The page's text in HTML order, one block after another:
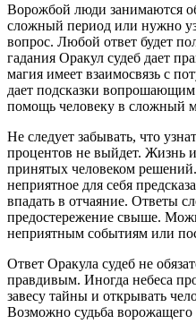
Ворожбой люди занимаются
сложный период или нужно
вопрос. Любой ответ будет
гадания Оракул судеб дает
магия имеет взаимосвязь с
дает подсказки
помощь человеку в сложный
Не следует забывать, что
процентов не выйдет. Жизнь
принятых человеком
неприятное для себя
впадать в отчаяние. Ответы
предостережение свыше.
неприятным событиям или
Ответ Оракула судеб не
правдивым. Иногда небеса
завесу тайны и открывать
Возможно судьба ворожащего